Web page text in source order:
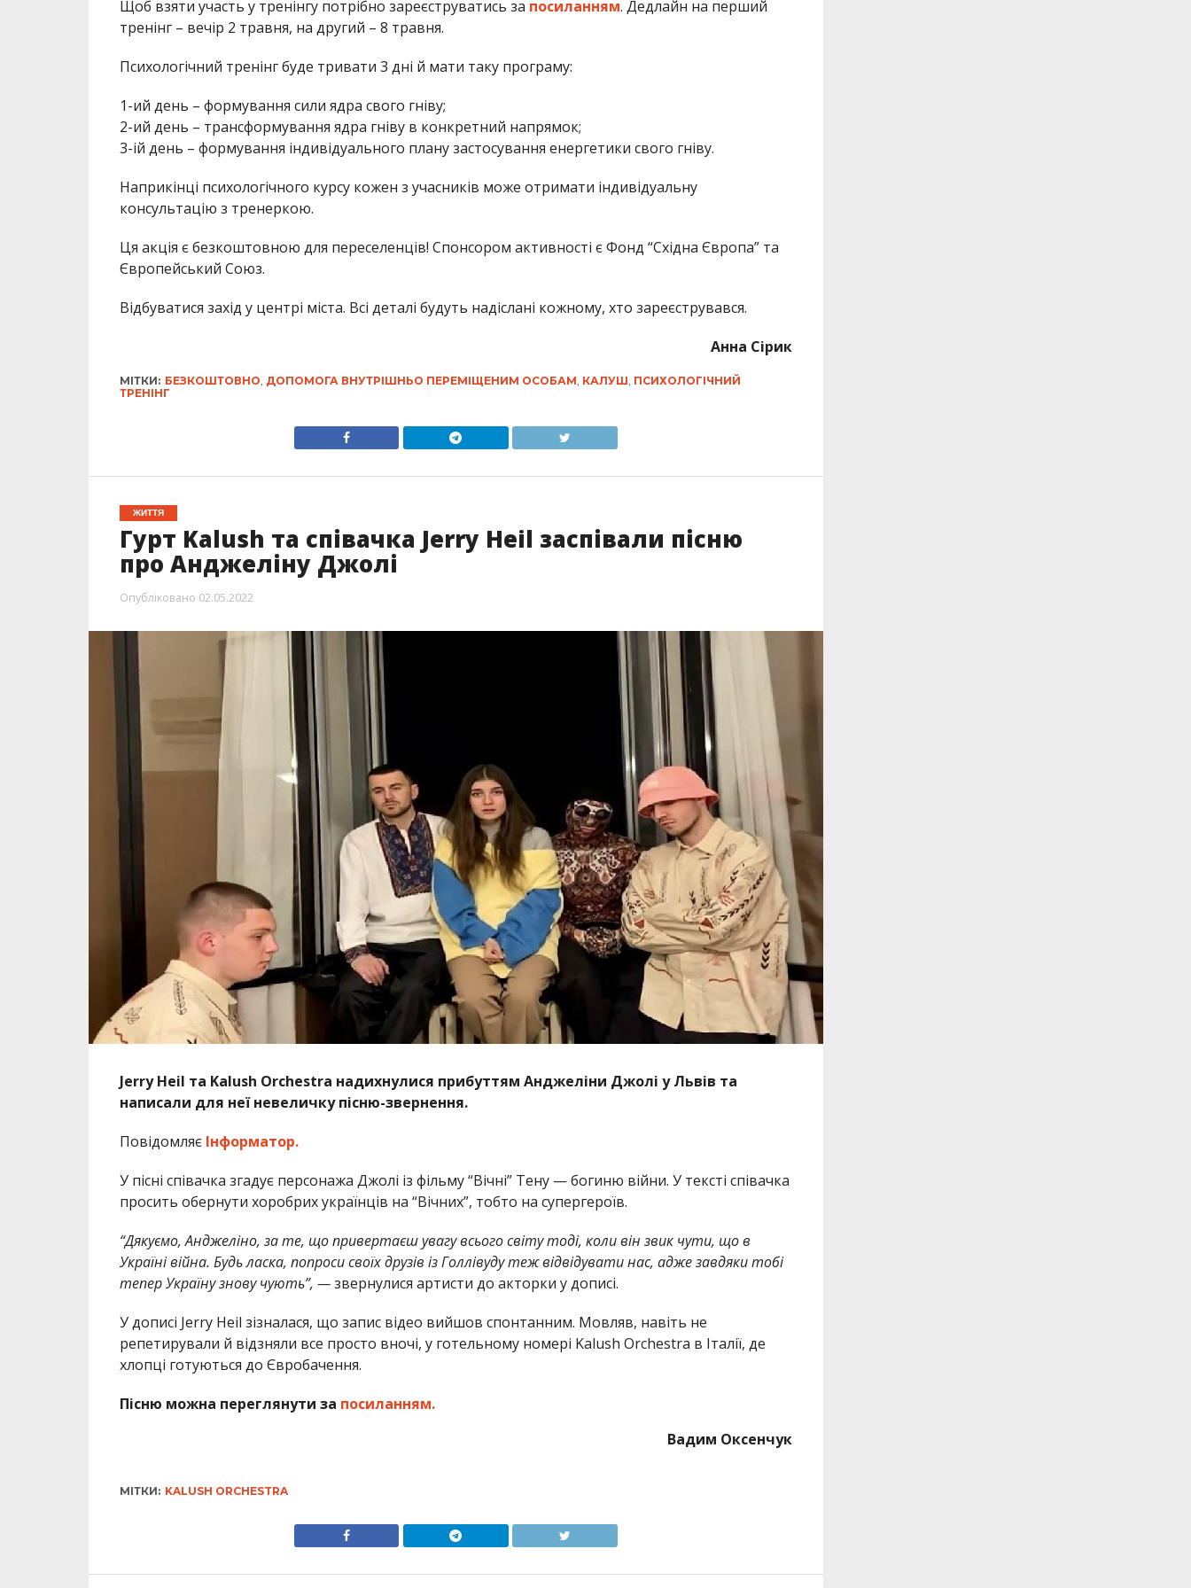
Щоб взяти участь у тренінгу потрібно зареєструватись за посиланням. Дедлайн на перший
тренінг – вечір 2 травня, на другий – 8 травня.
Психологічний тренінг буде тривати 3 дні й мати таку програму:
1-ий день – формування сили ядра свого гніву;
2-ий день – трансформування ядра гніву в конкретний напрямок;
3-ій день – формування індивідуального плану застосування енергетики свого гніву.
Наприкінці психологічного курсу кожен з учасників може отримати індивідуальну
консультацію з тренеркою.
Ця акція є безкоштовною для переселенців! Спонсором активності є Фонд “Східна Європа” та
Європейський Союз.
Відбуватися захід у центрі міста. Всі деталі будуть надіслані кожному, хто зареєструвався.
Анна Сірик
МІТКИ: БЕЗКОШТОВНО ДОПОМОГА ВНУТРІШНЬО ПЕРЕМІЩЕНИМ ОСОБАМ КАЛУШ ПСИХОЛОГІЧНИЙ
ТРЕНІНГ
ЖИТТЯ
Гурт Kalush та співачка Jerry Heil заспівали пісню
про Анджеліну Джолі
Опубліковано 02.05.2022
Jerry Heil та Kalush Orchestra надихнулися прибуттям Анджеліни Джолі у Львів та
написали для неї невеличку пісню-звернення.
Повідомляє Інформатор.
У пісні співачка згадує персонажа Джолі із фільму “Вічні” Тену — богиню війни. У тексті співачка
просить обернути хоробрих українців на “Вічних”, тобто на супергероїв.
“Дякуємо, Анджеліно, за те, що привертаєш увагу всього світу тоді, коли він звик чути, що в
Україні війна. Будь ласка, попроси своїх друзів із Голлівуду теж відвідувати нас, адже завдяки тобі
тепер Україну знову чують”, —звернулися артисти до акторки у дописі.
У дописі Jerry Heil зізналася, що запис відео вийшов спонтанним. Мовляв, навіть не
репетирували й відзняли все просто вночі, у готельному номері Kalush Orchestra в Італії, де
хлопці готуються до Євробачення.
Пісню можна переглянути за посиланням.
Вадим Оксенчук
МІТКИ: KALUSH ORCHESTRA